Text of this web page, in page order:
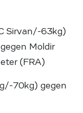
Sirvan/-63kg)
Moldir
(FRA)
70kg) gegen